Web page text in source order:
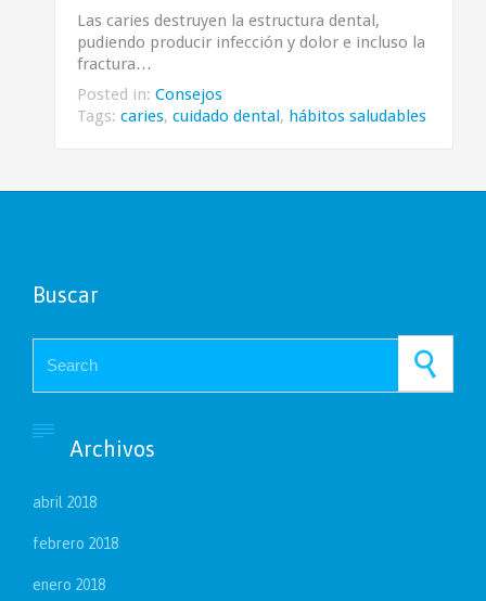
Las caries destruyen la estructura dental,
pudiendo producir infección y dolor e incluso la
fractura…
Posted in: Consejos
Tags: caries, cuidado dental, hábitos saludables
Buscar

Archivos
abril 2018
febrero 2018
enero 2018